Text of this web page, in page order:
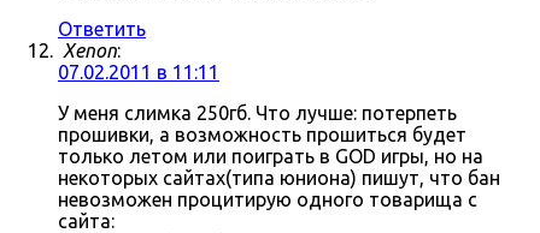
Ответить
Xenon:
07.02.2011 в 11:11
У меня слимка 250гб. Что лучше: потерпеть
прошивки, а возможность прошиться будет
только летом или поиграть в GOD игры, но на
некоторых сайтах(типа юниона) пишут, что бан
невозможен процитирую одного товарища с
сайта: